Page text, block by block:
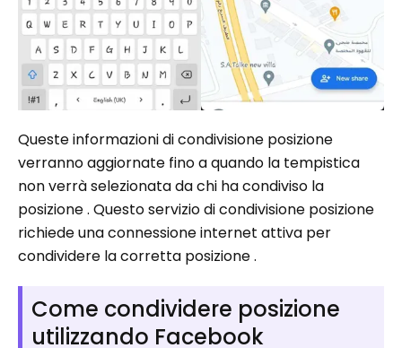
Queste informazioni di condivisione posizione
verranno aggiornate fino a quando la tempistica
non verrà selezionata da chi ha condiviso la
posizione . Questo servizio di condivisione posizione
richiede una connessione internet attiva per
condividere la corretta posizione .
Come condividere posizione
utilizzando Facebook